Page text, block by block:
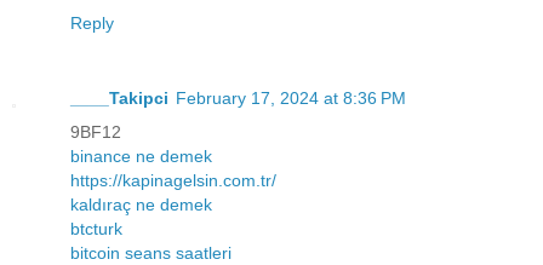
Reply
____Takipci February 17, 2024 at 8:36 PM
9BF12
binance ne demek
https://kapinagelsin.com.tr/
kaldıraç ne demek
btcturk
bitcoin seans saatleri